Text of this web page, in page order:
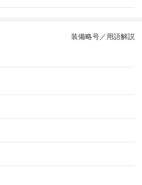
装備略号／用語解説